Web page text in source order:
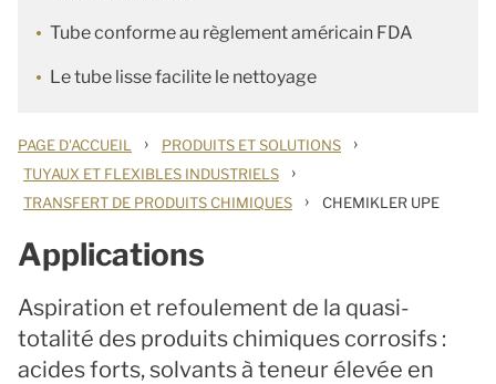
Tube conforme au règlement américain FDA
Le tube lisse facilite le nettoyage
PAGE D'ACCUEIL › PRODUITS ET SOLUTIONS ›
TUYAUX ET FLEXIBLES INDUSTRIELS ›
TRANSFERT DE PRODUITS CHIMIQUES › CHEMIKLER UPE
Applications
Aspiration et refoulement de la quasi-
totalité des produits chimiques corrosifs :
acides forts, solvants à teneur élevée en